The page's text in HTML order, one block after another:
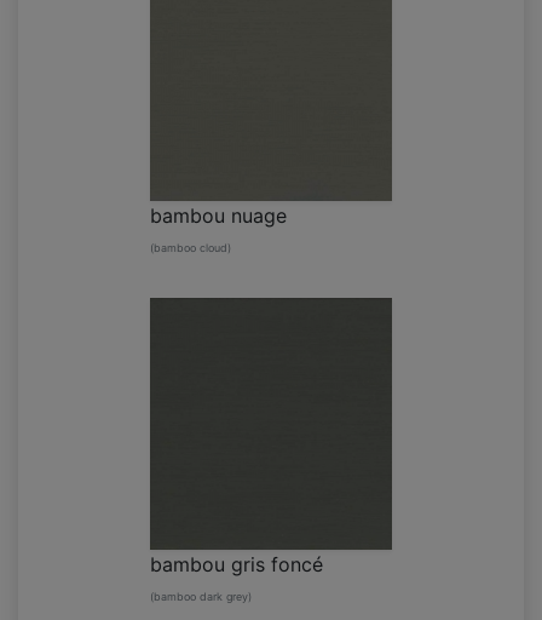
bambou nuage
(bamboo cloud)
bambou gris foncé
(bamboo dark grey)